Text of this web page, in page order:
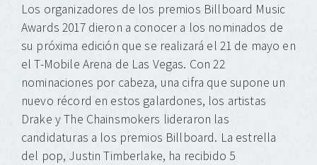
Los organizadores de los premios Billboard Music
Awards 2017 dieron a conocer a los nominados de
su próxima edición que se realizará el 21 de mayo en
el T-Mobile Arena de Las Vegas. Con 22
nominaciones por cabeza, una cifra que supone un
nuevo récord en estos galardones, los artistas
Drake y The Chainsmokers lideraron las
candidaturas a los premios Billboard. La estrella
del pop, Justin Timberlake, ha recibido 5